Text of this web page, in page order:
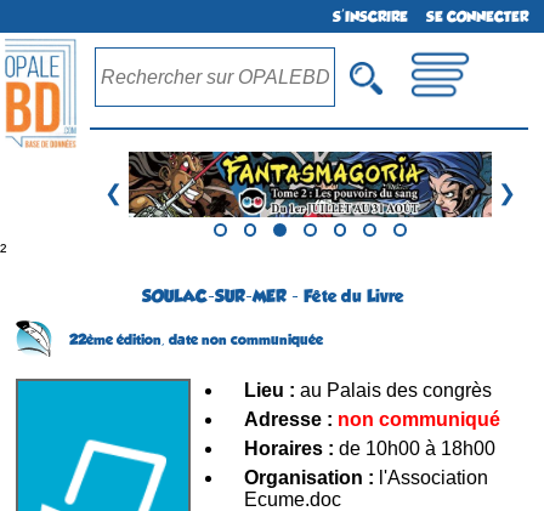
S'INSCRIRE SE CONNECTER
❮ ❯
²
SOULAC-SUR-MER - Fête du Livre
22ème édition, date non communiquée
Lieu : au Palais des congrès
Adresse : non communiqué
Horaires : de 10h00 à 18h00
Organisation : l'Association
Ecume.doc